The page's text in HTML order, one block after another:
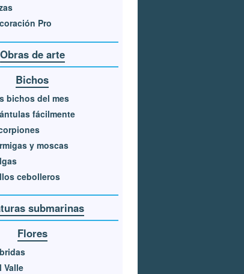
Pro
Obras de arte
Bichos
bichos del mes
fácilmente
y moscas
cebolleros
submarinas
Flores
Valle